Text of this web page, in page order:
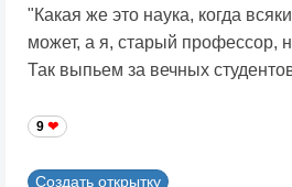
"Какая же это наука, когда
может, а я, старый профессор,
Так выпьем за вечных
9
Создать открытку